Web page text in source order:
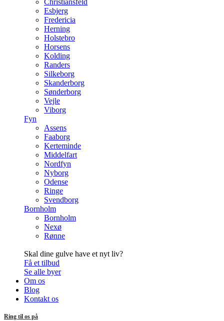
Esbjerg
Fredericia
Herning
Holstebro
Horsens
Kolding
Randers
Silkeborg
Skanderborg
Sønderborg
Vejle
Viborg
Fyn
Assens
Faaborg
Kerteminde
Middelfart
Nordfyn
Nyborg
Odense
Ringe
Svendborg
Bornholm
Bornholm
Nexø
Rønne
Skal dine gulve have et nyt liv?
Få et tilbud
Se alle byer
Om os
Blog
Kontakt os
Ring til os på